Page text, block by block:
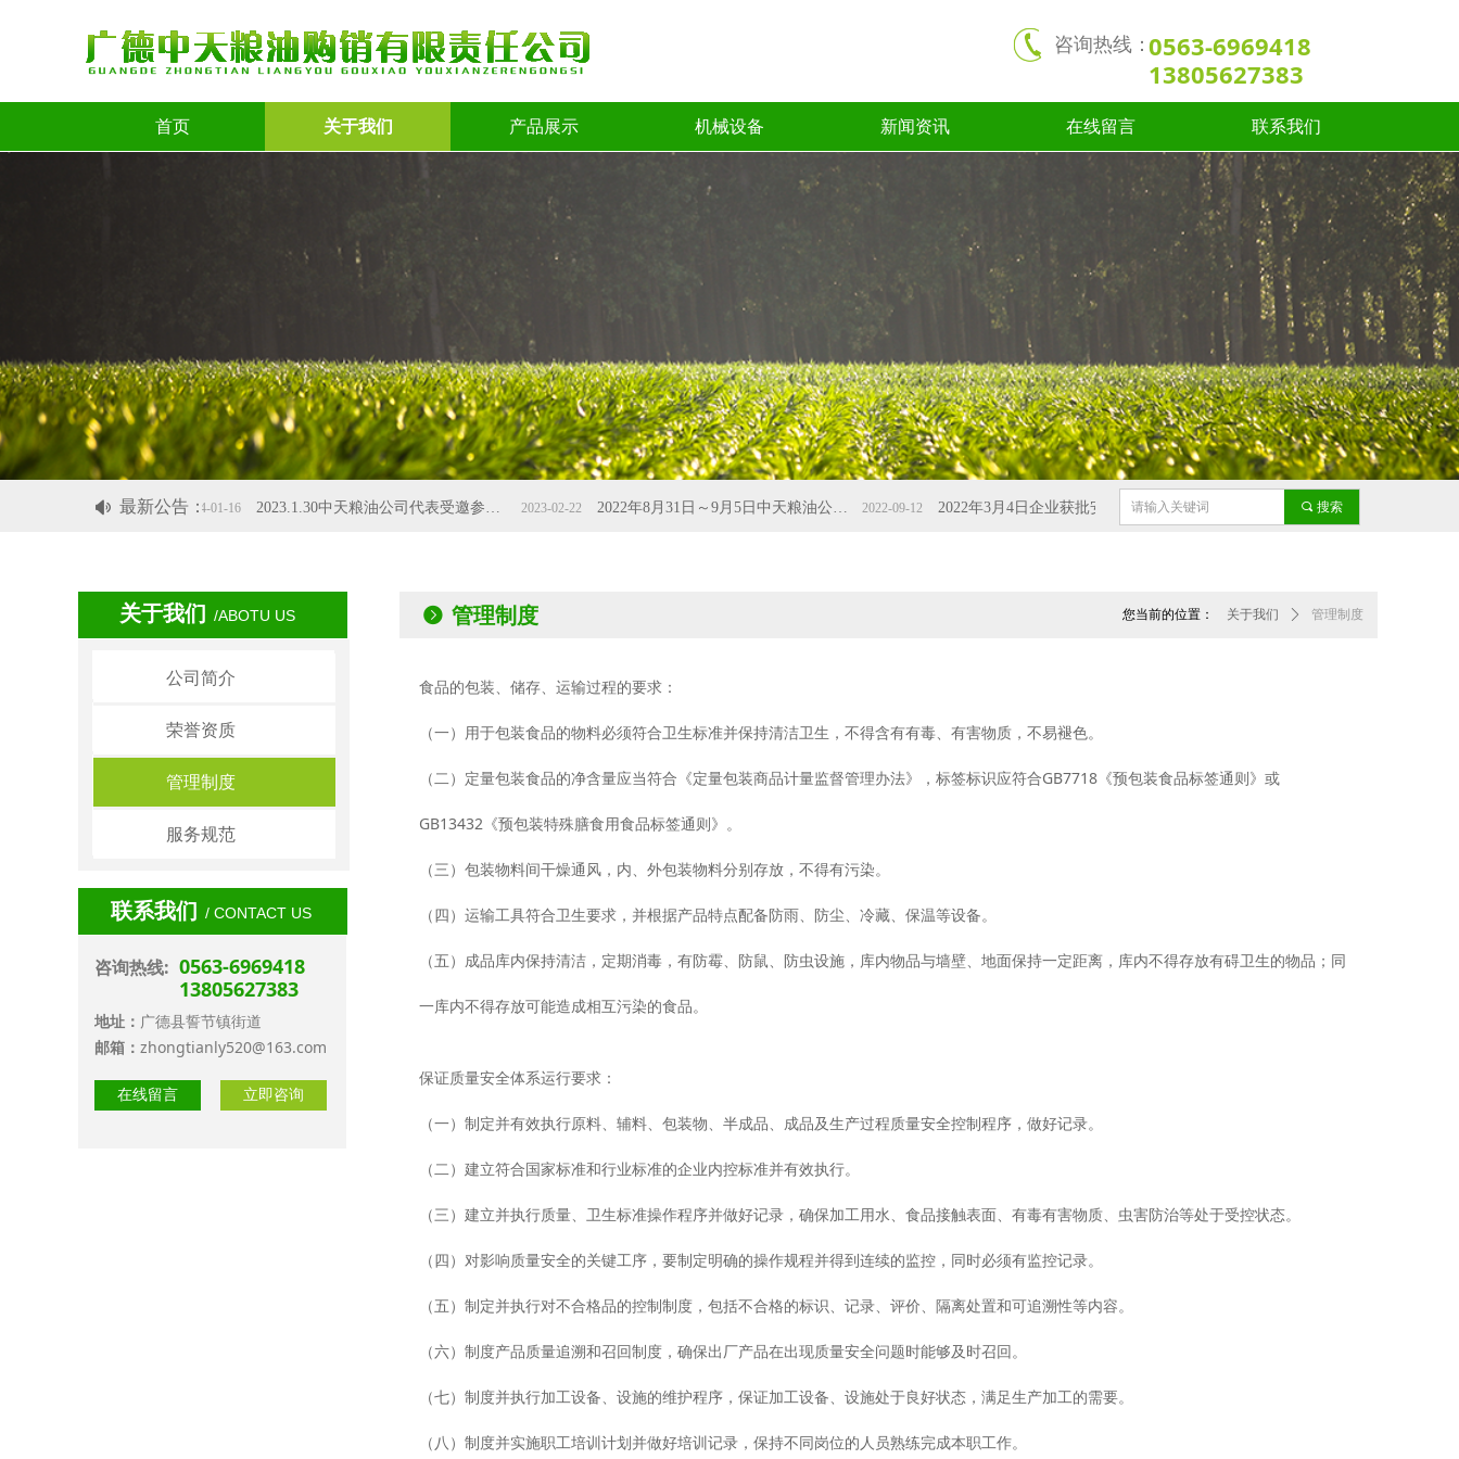
0563-6969418
13805627383
首页 关于我们 产品展示 机械设备 新闻资讯 在线留言 联系我们
咨询热线：
关于我们 /ABOTU US
联系我们 / CONTACT US
您当前的位置：
뀹 管理制度
食品的包装、储存、运输过程的要求：
（一）用于包装食品的物料必须符合卫生标准并保持清洁卫生，不得含有有毒、有害物质，不易褪色。
（二）定量包装食品的净含量应当符合《定量包装商品计量监督管理办法》，标签标识应符合GB7718《预包装食品标签通则》或
GB13432《预包装特殊膳食用食品标签通则》。
（三）包装物料间干燥通风，内、外包装物料分别存放，不得有污染。
（四）运输工具符合卫生要求，并根据产品特点配备防雨、防尘、冷藏、保温等设备。
（五）成品库内保持清洁，定期消毒，有防霉、防鼠、防虫设施，库内物品与墙壁、地面保持一定距离，库内不得存放有碍卫生的物品；同
一库内不得存放可能造成相互污染的食品。
保证质量安全体系运行要求：
（一）制定并有效执行原料、辅料、包装物、半成品、成品及生产过程质量安全控制程序，做好记录。
（二）建立符合国家标准和行业标准的企业内控标准并有效执行。
（三）建立并执行质量、卫生标准操作程序并做好记录，确保加工用水、食品接触表面、有毒有害物质、虫害防治等处于受控状态。
（四）对影响质量安全的关键工序，要制定明确的操作规程并得到连续的监控，同时必须有监控记录。
（五）制定并执行对不合格品的控制制度，包括不合格的标识、记录、评价、隔离处置和可追溯性等内容。
（六）制度产品质量追溯和召回制度，确保出厂产品在出现质量安全问题时能够及时召回。
（七）制度并执行加工设备、设施的维护程序，保证加工设备、设施处于良好状态，满足生产加工的需要。
（八）制度并实施职工培训计划并做好培训记录，保持不同岗位的人员熟练完成本职工作。
公司简介
荣誉资质
服务规范
管理制度
公司简介
荣誉资质
管理制度
服务规范
关于我们 ꄲ 管理制度
넄 最新公告： 끠 搜索
2024-01-16
2024.1.11～13参加安徽名优农产品上海交易会，宣米获“金奖”荣誉称号 2023-02-22
2023.1.30中天粮油公司代表受邀参加广德市工业发展大会。 2022-09-12
2022年8月31日～9月5日中天粮油公司的品牌粮油产品代表安徽绿色农产品参加北京国际服贸会 2022-03-15
2022年3月4日企业获批安徽老字号荣誉称号
咨询热线:
地址： 广德县誓节镇街道
邮箱： zhongtianly520@163.com
在线留言 立即咨询
0563-6969418
13805627383